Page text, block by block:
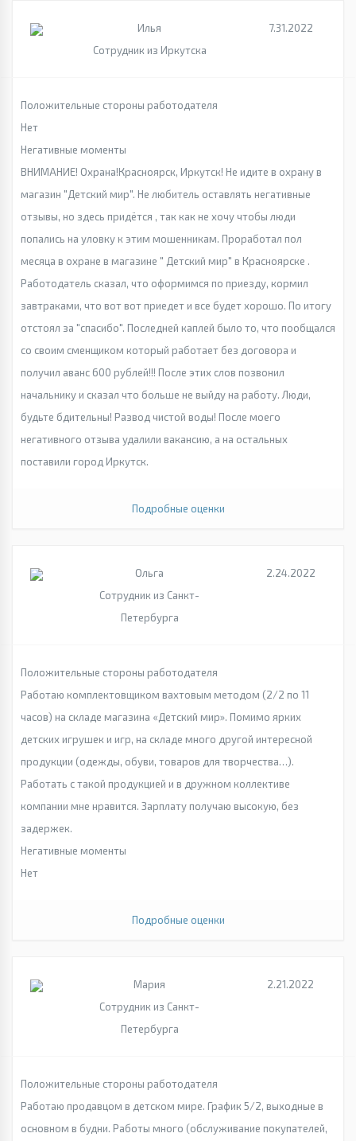
Илья
Сотрудник из Иркутска
7.31.2022
Положительные стороны работодателя
Нет
Негативные моменты
ВНИМАНИЕ! Охрана!Красноярск, Иркутск! Не идите в охрану в
магазин "Детский мир". Не любитель оставлять негативные
отзывы, но здесь придётся , так как не хочу чтобы люди
попались на уловку к этим мошенникам. Проработал пол
месяца в охране в магазине " Детский мир" в Красноярске .
Работодатель сказал, что оформимся по приезду, кормил
завтраками, что вот вот приедет и все будет хорошо. По итогу
отстоял за "спасибо". Последней каплей было то, что пообщался
со своим сменщиком который работает без договора и
получил аванс 600 рублей!!! После этих слов позвонил
начальнику и сказал что больше не выйду на работу. Люди,
будьте бдительны! Развод чистой воды! После моего
негативного отзыва удалили вакансию, а на остальных
поставили город Иркутск.
Подробные оценки
Ольга
Сотрудник из Санкт-
Петербурга
2.24.2022
Положительные стороны работодателя
Работаю комплектовщиком вахтовым методом (2/2 по 11
часов) на складе магазина «Детский мир». Помимо ярких
детских игрушек и игр, на складе много другой интересной
продукции (одежды, обуви, товаров для творчества…).
Работать с такой продукцией и в дружном коллективе
компании мне нравится. Зарплату получаю высокую, без
задержек.
Негативные моменты
Нет
Подробные оценки
Мария
Сотрудник из Санкт-
Петербурга
2.21.2022
Положительные стороны работодателя
Работаю продавцом в детском мире. График 5/2, выходные в
основном в будни. Работы много (обслуживание покупателей,